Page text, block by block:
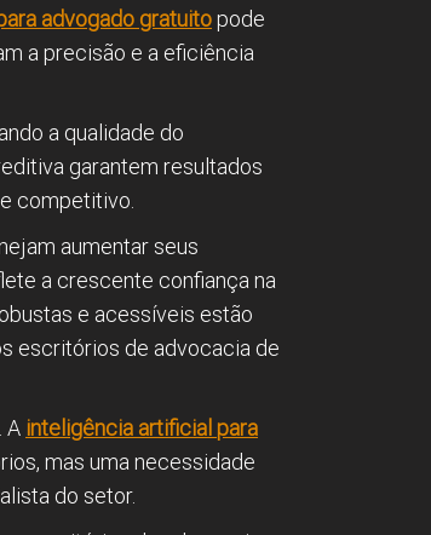
advogado gratuitopode
a precisão e a eficiência
a qualidade do
garantem resultados
competitivo.
aumentar seus
a crescente confiança na
e acessíveis estão
escritórios de advocacia de
A inteligência artificial para
mas uma necessidade
do setor.